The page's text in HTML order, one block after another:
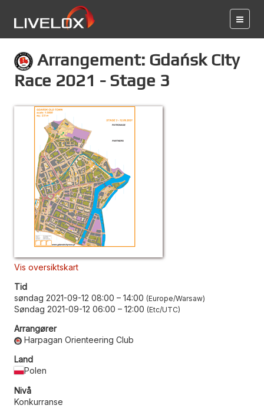
Arrangement: Gdańsk City
Race 2021 - Stage 3
Vis oversiktskart
Tid
søndag 2021-09-12 08:00 – 14:00 Europe/Warsaw
Søndag 2021-09-12 06:00 – 12:00 Etc/UTC
Arrangører
Harpagan Orienteering Club
Land
Polen
Nivå
Konkurranse